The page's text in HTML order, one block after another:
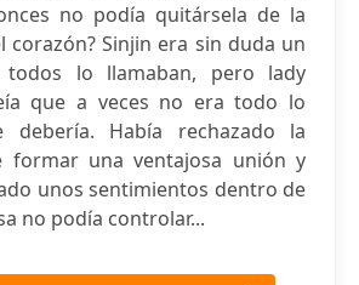
no podía quitársela de la
corazón? Sinjin era sin duda un
todos lo llamaban, pero lady
que a veces no era todo lo
debería. Había rechazado la
formar una ventajosa unión y
unos sentimientos dentro de
no podía controlar...